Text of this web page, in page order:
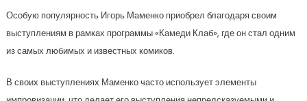
Особую популярность Игорь Маменко приобрел благодаря своим
выступлениям в рамках программы «Камеди Клаб», где он стал одним
из самых любимых и известных комиков.
В своих выступлениях Маменко часто использует элементы